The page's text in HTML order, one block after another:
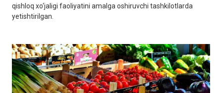
qishloq xo‘jaligi faoliyatini amalga oshiruvchi tashkilotlarda
yetishtirilgan.